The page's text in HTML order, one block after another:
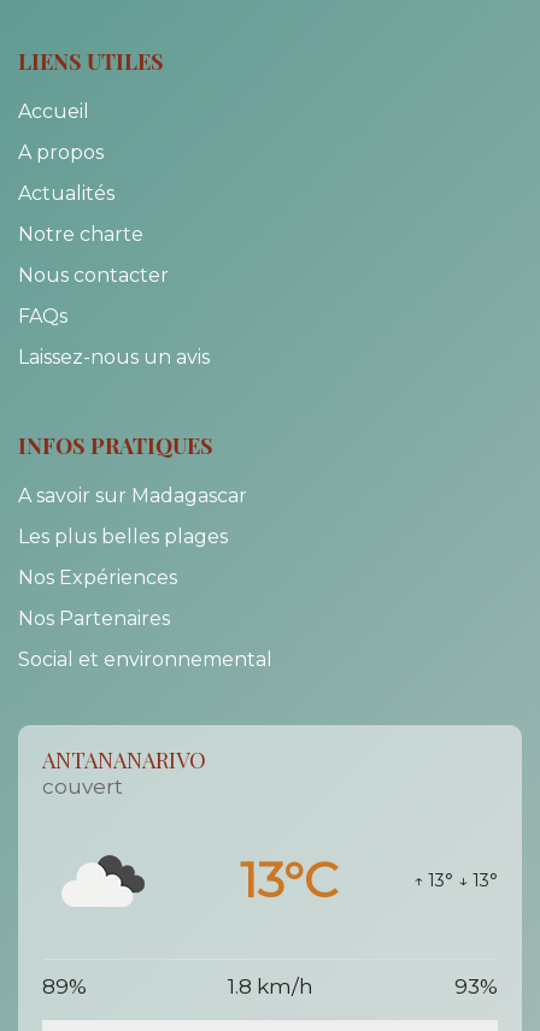
LIENS UTILES
Accueil
A propos
Actualités
Notre charte
Nous contacter
FAQs
Laissez-nous un avis
INFOS PRATIQUES
A savoir sur Madagascar
Les plus belles plages
Nos Expériences
Nos Partenaires
Social et environnemental
ANTANANARIVO
couvert
13°C ↑ 13° ↓ 13°
89% 1.8 km/h 93%